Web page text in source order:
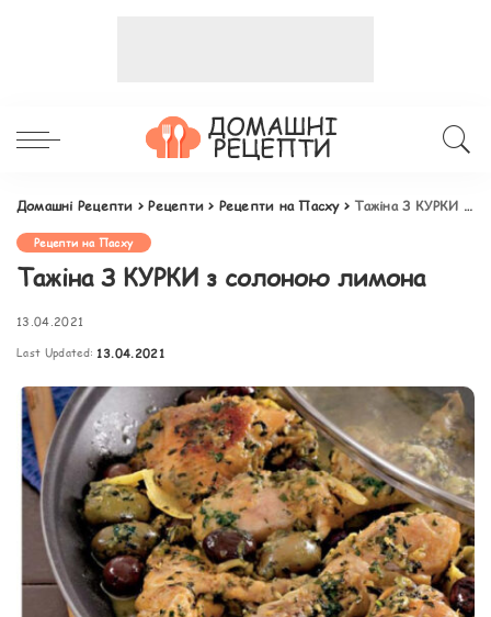
Домашні Рецепти >Рецепти > Рецепти на Пасху> Тажіна З КУРКИ з солоною лимона
Рецепти на Пасху
Тажіна З КУРКИ з солоною лимона
13.04.2021
Last Updated: 13.04.2021